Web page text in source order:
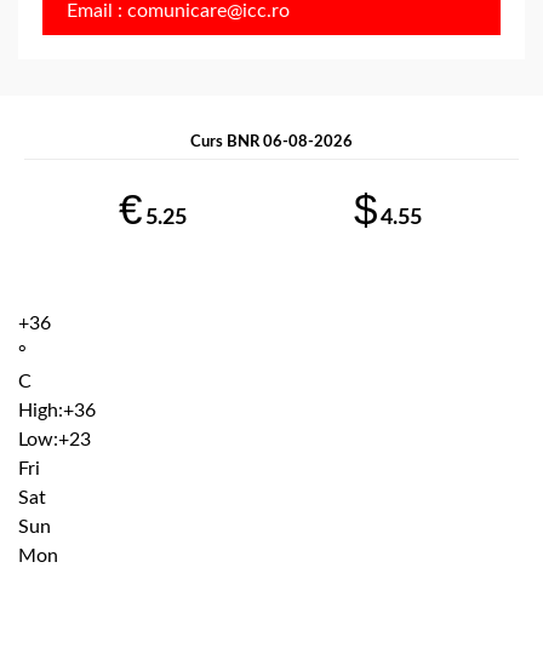
Email : comunicare@icc.ro
Curs BNR 06-08-2026
€ 5.25 $4.55
+36
°
C
High:+36
Low:+23
Fri
Sat
Sun
Mon